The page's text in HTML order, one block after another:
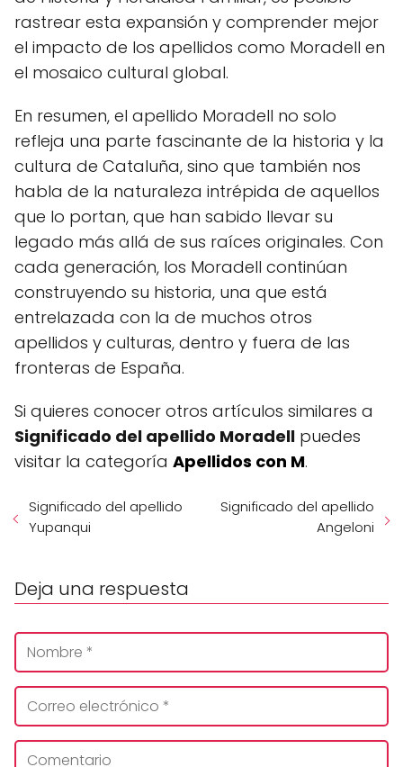
rastrear esta expansión y comprender mejor
el impacto de los apellidos como Moradell en
el mosaico cultural global.
En resumen, el apellido Moradell no solo
refleja una parte fascinante de la historia y la
cultura de Cataluña, sino que también nos
habla de la naturaleza intrépida de aquellos
que lo portan, que han sabido llevar su
legado más allá de sus raíces originales. Con
cada generación, los Moradell continúan
construyendo su historia, una que está
entrelazada con la de muchos otros
apellidos y culturas, dentro y fuera de las
fronteras de España.
Si quieres conocer otros artículos similares a
Significado del apellido Moradell puedes
visitar la categoría Apellidos con M.
Significado del apellido
Yupanqui
Significado del apellido
Angeloni
Deja una respuesta